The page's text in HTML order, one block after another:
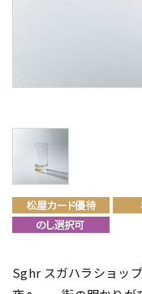
Sghr スガハラショッ